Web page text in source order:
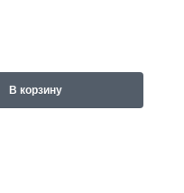
В корзину